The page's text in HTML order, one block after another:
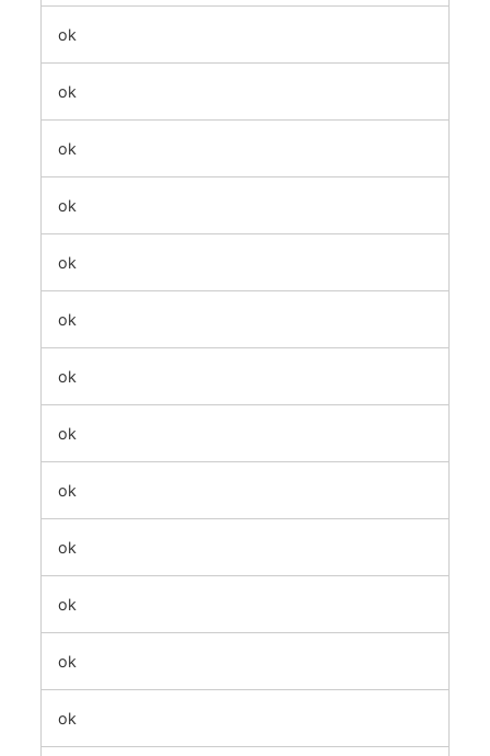
ok
ok
ok
ok
ok
ok
ok
ok
ok
ok
ok
ok
ok